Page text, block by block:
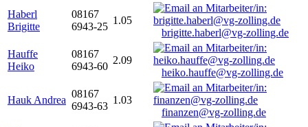
Haberl
Brigitte
08167
6943-25
1.05
brigitte.haberl@vg-zolling.de
Hauffe
Heiko
08167
6943-60
2.09
heiko.hauffe@vg-zolling.de
Hauk Andrea
08167
6943-63
1.03
finanzen@vg-zolling.de